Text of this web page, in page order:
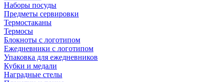
Наборы посуды
Предметы сервировки
Термостаканы
Термосы
Блокноты с логотипом
Ежедневники с логотипом
Упаковка для ежедневников
Кубки и медали
Наградные стелы